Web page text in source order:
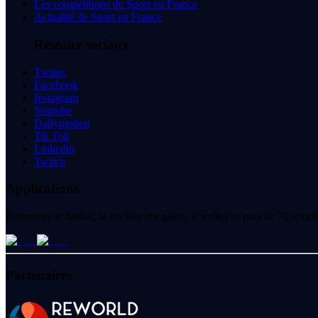
Les compétitions de Sport en France
Actualité de Sport en France
Réseaux sociaux
Twitter
Facebook
Instagram
Youtube
Dailymotion
Tik Tok
Linkedin
Twitch
Applications
Retrouvez le basket, le hockey sur glace, le volley et plus de 70
Partenaires